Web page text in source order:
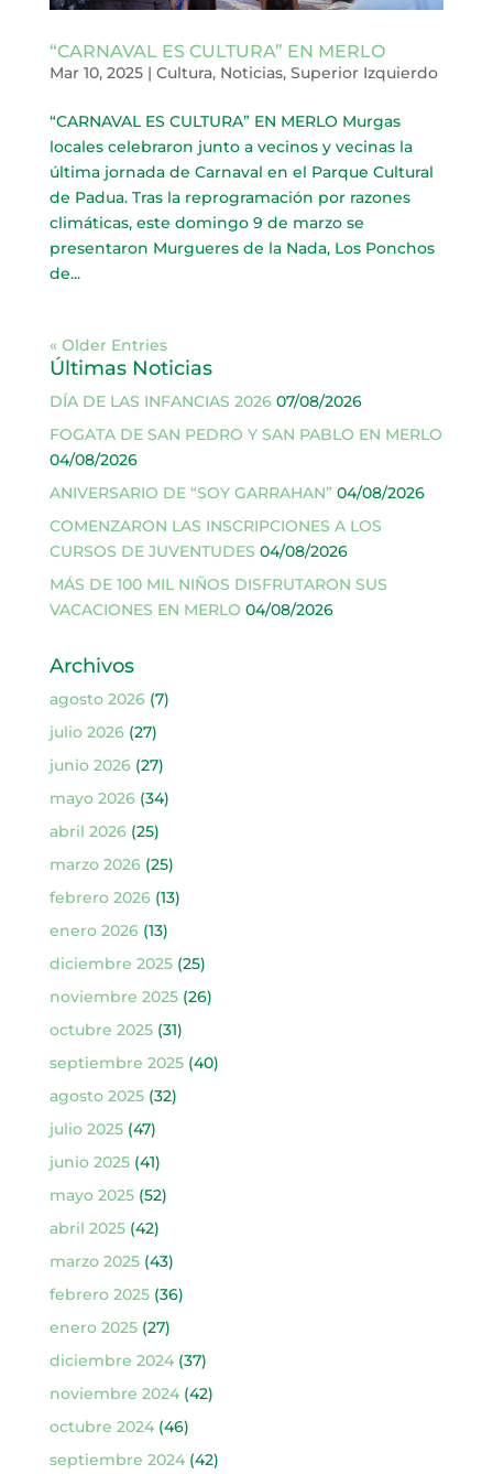
“CARNAVAL ES CULTURA” EN MERLO
Mar 10, 2025| Cultura, Noticias, Superior Izquierdo
“CARNAVAL ES CULTURA” EN MERLO Murgas
locales celebraron junto a vecinos y vecinas la
última jornada de Carnaval en el Parque Cultural
de Padua. Tras la reprogramación por razones
climáticas, este domingo 9 de marzo se
presentaron Murgueres de la Nada, Los Ponchos
de...
« Older Entries
Últimas Noticias
DÍA DE LAS INFANCIAS 2026 07/08/2026
FOGATA DE SAN PEDRO Y SAN PABLO EN MERLO
04/08/2026
ANIVERSARIO DE “SOY GARRAHAN” 04/08/2026
COMENZARON LAS INSCRIPCIONES A LOS
CURSOS DE JUVENTUDES 04/08/2026
MÁS DE 100 MIL NIÑOS DISFRUTARON SUS
VACACIONES EN MERLO 04/08/2026
Archivos
agosto 2026(7)
julio 2026(27)
junio 2026(27)
mayo 2026(34)
abril 2026(25)
marzo 2026(25)
febrero 2026(13)
enero 2026(13)
diciembre 2025(25)
noviembre 2025(26)
octubre 2025(31)
septiembre 2025(40)
agosto 2025(32)
julio 2025(47)
junio 2025(41)
mayo 2025(52)
abril 2025(42)
marzo 2025(43)
febrero 2025(36)
enero 2025(27)
diciembre 2024(37)
noviembre 2024(42)
octubre 2024(46)
septiembre 2024(42)